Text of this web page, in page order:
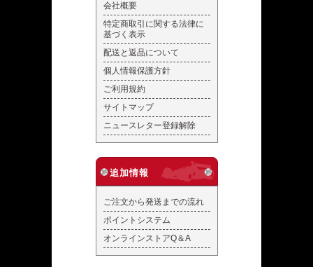
会社概要
特定商取引に関する法律に
基づく表示
配送と返品について
個人情報保護方針
ご利用規約
サイトマップ
ニュースレター登録解除
追加情報
ご注文から発送までの流れ
ポイントシステム
オンラインストアQ＆A